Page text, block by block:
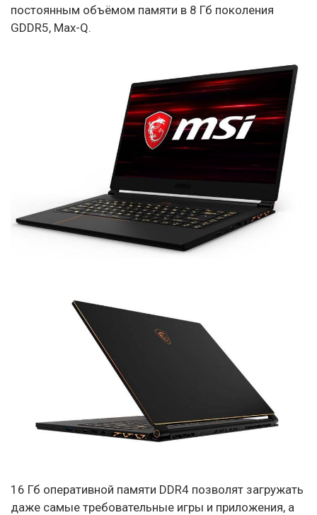
постоянным объёмом памяти в 8 Гб поколения
GDDR5, Max-Q.
16 Гб оперативной памяти DDR4 позволят загружать
даже самые требовательные игры и приложения, а